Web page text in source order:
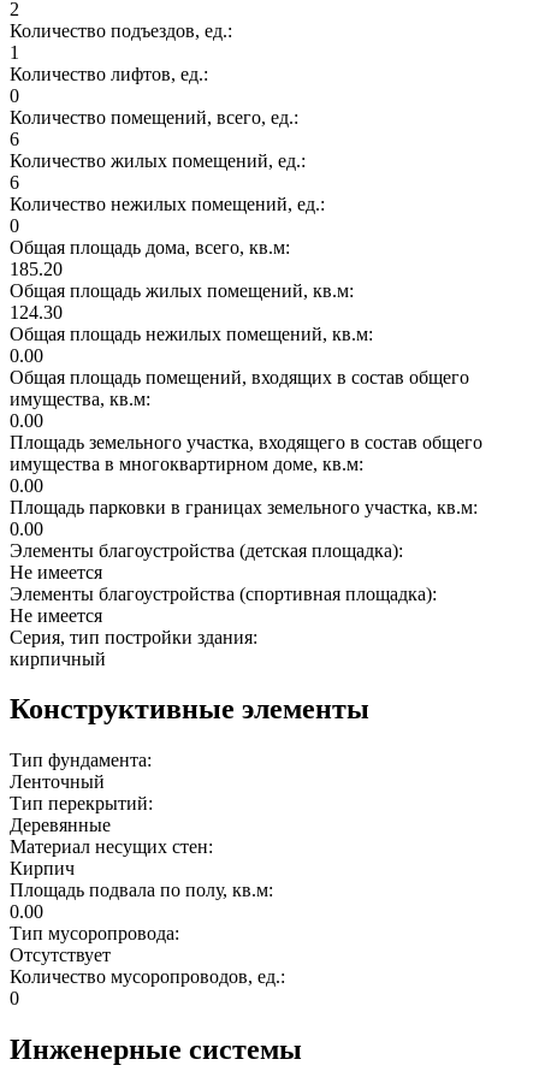
2
Количество подъездов, ед.:
1
Количество лифтов, ед.:
0
Количество помещений, всего, ед.:
6
Количество жилых помещений, ед.:
6
Количество нежилых помещений, ед.:
0
Общая площадь дома, всего, кв.м:
185.20
Общая площадь жилых помещений, кв.м:
124.30
Общая площадь нежилых помещений, кв.м:
0.00
Общая площадь помещений, входящих в состав общего
имущества, кв.м:
0.00
Площадь земельного участка, входящего в состав общего
имущества в многоквартирном доме, кв.м:
0.00
Площадь парковки в границах земельного участка, кв.м:
0.00
Элементы благоустройства (детская площадка):
Не имеется
Элементы благоустройства (спортивная площадка):
Не имеется
Серия, тип постройки здания:
кирпичный
Конструктивные элементы
Тип фундамента:
Ленточный
Тип перекрытий:
Деревянные
Материал несущих стен:
Кирпич
Площадь подвала по полу, кв.м:
0.00
Тип мусоропровода:
Отсутствует
Количество мусоропроводов, ед.:
0
Инженерные системы